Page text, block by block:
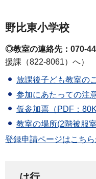
野比東小学校
◎教室の連絡先：070-
援課（822-8061）へ）
放課後子ども教室の
参加にあたっての注
仮参加票（PDF：
教室の場所(2階被服
登録申請ページはこちら